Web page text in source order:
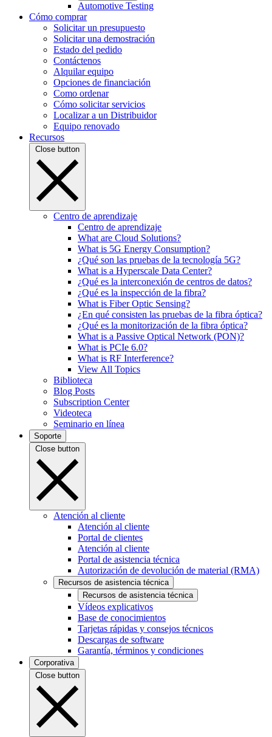
Automotive Testing
Cómo comprar
Solicitar un presupuesto
Solicitar una demostración
Estado del pedido
Contáctenos
Alquilar equipo
Opciones de financiación
Como ordenar
Cómo solicitar servicios
Localizar a un Distribuidor
Equipo renovado
Recursos
Close button
Centro de aprendizaje
Centro de aprendizaje
What are Cloud Solutions?
What is 5G Energy Consumption?
¿Qué son las pruebas de la tecnología 5G?
What is a Hyperscale Data Center?
¿Qué es la interconexión de centros de datos?
¿Qué es la inspección de la fibra?
What is Fiber Optic Sensing?
¿En qué consisten las pruebas de la fibra óptica?
¿Qué es la monitorización de la fibra óptica?
What is a Passive Optical Network (PON)?
What is PCIe 6.0?
What is RF Interference?
View All Topics
Biblioteca
Blog Posts
Subscription Center
Videoteca
Seminario en línea
Soporte
Close button
Atención al cliente
Atención al cliente
Portal de clientes
Atención al cliente
Portal de asistencia técnica
Autorización de devolución de material (RMA)
Recursos de asistencia técnica
Recursos de asistencia técnica
Vídeos explicativos
Base de conocimientos
Tarjetas rápidas y consejos técnicos
Descargas de software
Garantía, términos y condiciones
Corporativa
Close button